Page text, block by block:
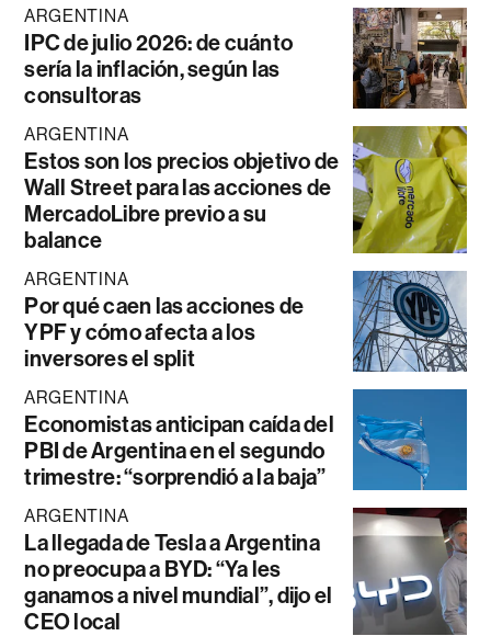
ARGENTINA
IPC de julio 2026: de cuánto
sería la inflación, según las
consultoras
ARGENTINA
Estos son los precios objetivo de
Wall Street para las acciones de
MercadoLibre previo a su
balance
ARGENTINA
Por qué caen las acciones de
YPF y cómo afecta a los
inversores el split
ARGENTINA
Economistas anticipan caída del
PBI de Argentina en el segundo
trimestre: “sorprendió a la baja”
ARGENTINA
La llegada de Tesla a Argentina
no preocupa a BYD: “Ya les
ganamos a nivel mundial”, dijo el
CEO local